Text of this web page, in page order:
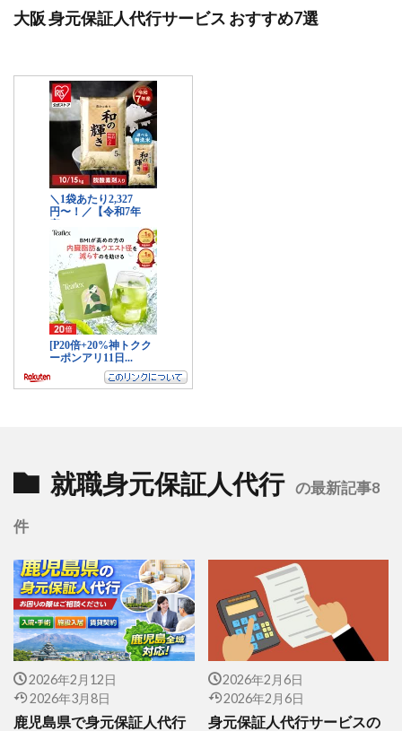
大阪 身元保証人代行サービス おすすめ7選
就職身元保証人代行 の最新記事8
件
2026年2月12日
2026年3月8日
鹿児島県で身元保証人代行
2026年2月6日
2026年2月6日
身元保証人代行サービスの